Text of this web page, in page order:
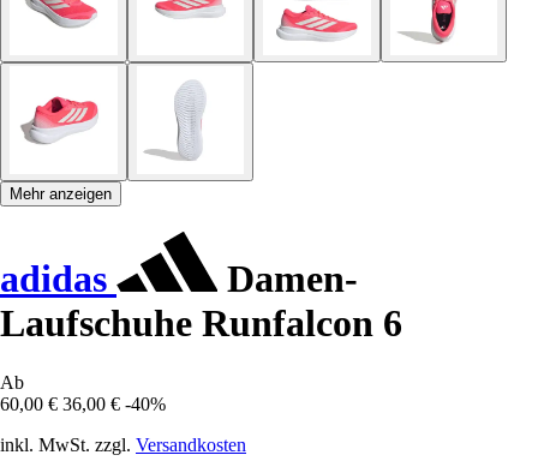
Mehr anzeigen
adidas
Damen-
Laufschuhe Runfalcon 6
Ab
60,00 € 36,00 € -40%
inkl. MwSt. zzgl. Versandkosten